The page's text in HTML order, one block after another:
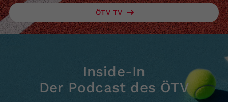
ÖTV TV
Inside-In
Der Podcast des ÖTV